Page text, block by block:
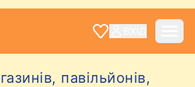
павільйонів,